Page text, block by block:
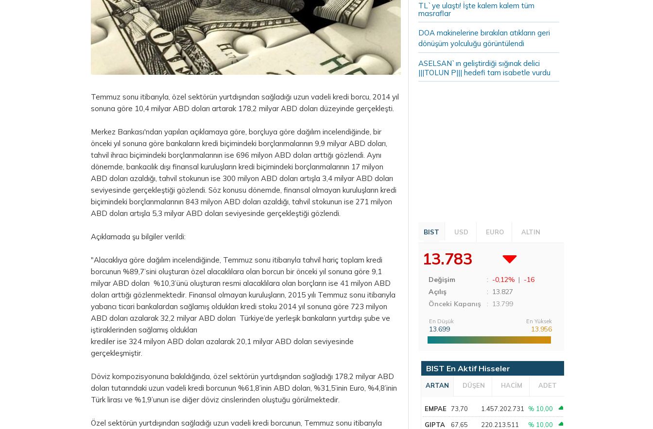
Temmuz sonu itibarıyla, özel sektörün yurtdışından sağladığı uzun vadeli kredi borcu, 2014 yıl
sonuna göre 10,4 milyar ABD doları artarak 178,2 milyar ABD doları düzeyinde gerçekleşti.
Merkez Bankası'ndan yapılan açıklamaya göre, borçluya göre dağılım incelendiğinde, bir
önceki yıl sonuna göre bankaların kredi biçimindeki borçlanmalarının 9,9 milyar ABD doları,
tahvil ihracı biçimindeki borçlanmalarının ise 696 milyon ABD doları arttığı gözlendi. Aynı
dönemde, bankacılık dışı finansal kuruluşların kredi biçimindeki borçlanmalarının 17 milyon
ABD doları azaldığı, tahvil stokunun ise 300 milyon ABD doları artışla 3,4 milyar ABD doları
seviyesinde gerçekleştiği gözlendi. Söz konusu dönemde, finansal olmayan kuruluşların kredi
biçimindeki borçlanmalarının 843 milyon ABD doları azaldığı, tahvil stokunun ise 271 milyon
ABD doları artışla 5,3 milyar ABD doları seviyesinde gerçekleştiği gözlendi.
Açıklamada şu bilgiler verildi:
"Alacaklıya göre dağılım incelendiğinde, Temmuz sonu itibarıyla tahvil hariç toplam kredi
borcunun %89,7’sini oluşturan özel alacaklılara olan borcun bir önceki yıl sonuna göre 9,1
milyar ABD doları %10,3’ünü oluşturan resmi alacaklılara olan borçların ise 41 milyon ABD
doları arttığı gözlenmektedir. Finansal olmayan kuruluşların, 2015 yılı Temmuz sonu itibarıyla
yabancı ticari bankalardan sağlamış oldukları kredi stoku 2014 yıl sonuna göre 723 milyon
ABD doları azalarak 32,2 milyar ABD doları Türkiye’de yerleşik bankaların yurtdışı şube ve
iştiraklerinden sağlamış oldukları
krediler ise 324 milyon ABD doları azalarak 20,1 milyar ABD doları seviyesinde
gerçekleşmiştir.
Döviz kompozisyonuna bakıldığında, özel sektörün yurtdışından sağladığı 178,2 milyar ABD
doları tutarındaki uzun vadeli kredi borcunun %61,8’inin ABD doları, %31,5’inin Euro, %4,8’inin
Türk lirası ve %1,9’unun ise diğer döviz cinslerinden oluştuğu görülmektedir.
Özel sektörün yurtdışından sağladığı uzun vadeli kredi borcunun, Temmuz sonu itibarıyla
TL`ye ulaştı! İşte kalem kalem tüm
masraflar
DOA makinelerine bırakılan atıkların geri
dönüşüm yolculuğu görüntülendi
ASELSAN`ın geliştirdiği sığınak delici
|||TOLUN P||| hedefi tam isabetle vurdu
BIST USD EURO ALTIN
13.783
Değişim : -0,12% | -16
Açılış
: 13.827
Önceki Kapanış
: 13.799
En Düşük
13.699
En Yüksek
13.956
BIST En Aktif Hisseler
ARTAN DÜŞEN HACİM ADET
EMPAE 73,70 1.457.202.731 % 10,00
GIPTA 67,65 220.213.511 % 10,00